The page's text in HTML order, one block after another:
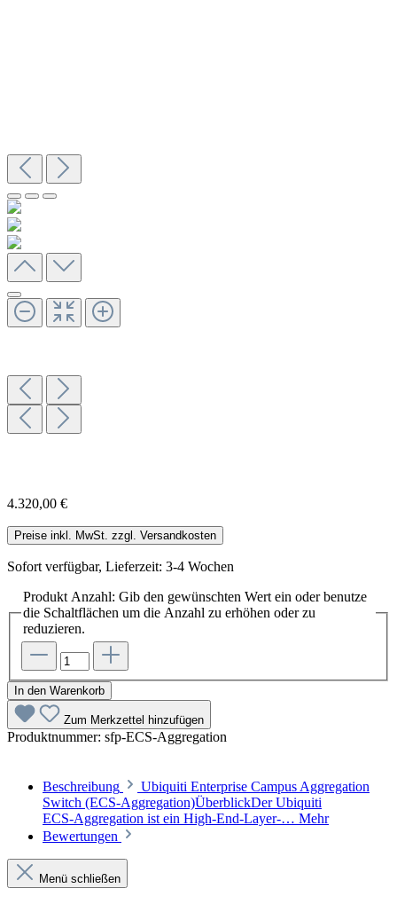
4.320,00 €
Preise inkl. MwSt. zzgl. Versandkosten
Sofort verfügbar, Lieferzeit: 3-4 Wochen
Produkt Anzahl: Gib den gewünschten Wert ein oder benutze
die Schaltflächen um die Anzahl zu erhöhen oder zu
reduzieren.
In den Warenkorb
Zum Merkzettel hinzufügen
Produktnummer: sfp-ECS-Aggregation
Beschreibung
Ubiquiti Enterprise Campus Aggregation
Switch (ECS‑Aggregation)ÜberblickDer Ubiquiti
ECS‑Aggregation ist ein High‑End‑Layer‑… Mehr
Bewertungen
Menü schließen